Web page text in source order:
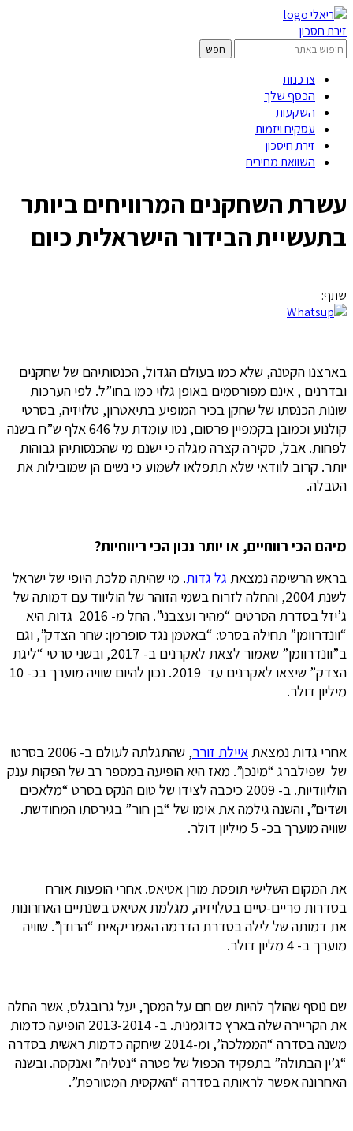
זירת חסכון
צרכנות
הכסף שלך
השקעות
עסקים ויזמות
זירת חיסכון
השוואת מחירים
עשרת השחקנים המרוויחים ביותר
בתעשיית הבידור הישראלית כיום
שתף:
בארצנו הקטנה, שלא כמו בעולם הגדול, הכנסותיהם של שחקנים
ובדרנים , אינם מפורסמים באופן גלוי כמו בחו”ל. לפי הערכות
שונות הכנסתו של שחקן בכיר המופיע בתיאטרון, טלויזיה, בסרטי
קולנוע וכמובן בקמפיין פרסום, נטו עומדת על 646 אלף ש”ח בשנה
לפחות. אבל, סקירה קצרה מגלה כי ישנם מי שהכנסותיהן גבוהות
יותר. קרוב לוודאי שלא תתפלאו לשמוע כי נשים הן שמובילות את
הטבלה.
מיהם הכי רווחיים, או יותר נכון הכי ריווחיות?
בראש הרשימה נמצאת גל גדות. מי שהיתה מלכת היופי של ישראל
לשנת 2004, והחלה לזרוח בשמי הזוהר של הוליווד עם דמותה של
ג’יזל בסדרת הסרטים “מהיר ועצבני”. החל מ- 2016 גדות היא
“וונדרוומן” תחילה בסרט: “באטמן נגד סופרמן: שחר הצדק”, וגם
ב”וונדרוומן” שאמור לצאת לאקרנים ב- 2017, ובשני סרטי “ליגת
הצדק” שיצאו לאקרנים עד 2019. נכון להיום שוויה מוערך בכ- 10
מיליון דולר.
אחרי גדות נמצאתאיילת זורר
, שהתגלתה לעולם ב- 2006 בסרטו
של שפילברג “מינכן”. מאז היא הופיעה במספר רב של הפקות ענק
הוליוודיות. ב- 2009 כיכבה לצידו של טום הנקס בסרט “מלאכים
ושדים”, והשנה גילמה את אימו של “בן חור” בגירסתו המחודשת.
שוויה מוערך בכ- 5 מיליון דולר.
את המקום השלישי תופסת מורן אטיאס. אחרי הופעות אורח
בסדרות פריים-טיים בטלויזיה, מגלמת אטיאס בשנתיים האחרונות
את דמותה של לילה בסדרת הדרמה האמריקאית “הרודן”. שוויה
מוערך ב- 4 מליון דולר.
שם נוסף שהולך להיות שם חם על המסך, יעל גרובגלס, אשר החלה
את הקריירה שלה בארץ כדוגמנית. ב- 2013-2014 הופיעה כדמות
משנה בסדרה “הממלכה”, ומ-2014 שיחקה כדמות ראשית בסדרה
“ג’ין הבתולה” בתפקיד הכפול של פטרה “נטליה” ואנקסה. ובשנה
האחרונה אפשר לראותה בסדרה “האקסית המטורפת”.